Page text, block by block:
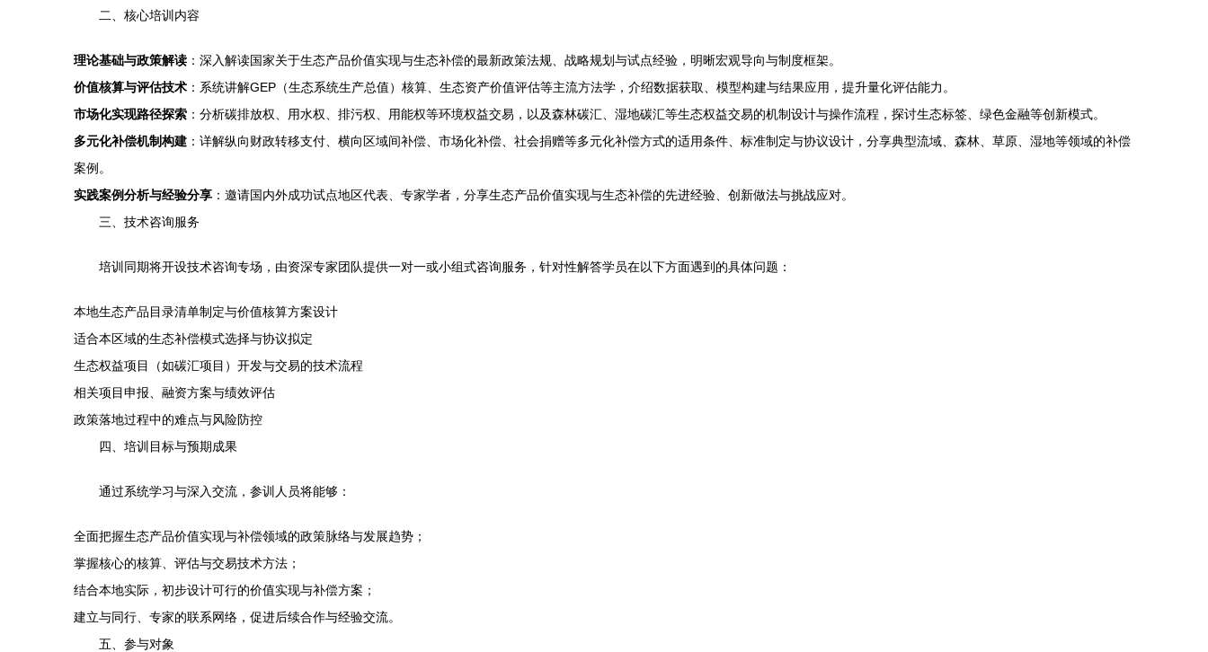
二、核心培训内容
理论基础与政策解读 ：深入解读国家关于生态产品价值实现与生态补偿的最新政策法规、战略规划与试点经验，明晰宏观导向与制度框架。
价值核算与评估技术 ：系统讲解GEP（生态系统生产总值）核算、生态资产价值评估等主流方法学，介绍数据获取、模型构建与结果应用，提升量化评估能力。
市场化实现路径探索 ：分析碳排放权、用水权、排污权、用能权等环境权益交易，以及森林碳汇、湿地碳汇等生态权益交易的机制设计与操作流程，探讨生态标签、绿色金融等创新模式。
多元化补偿机制构建 ：详解纵向财政转移支付、横向区域间补偿、市场化补偿、社会捐赠等多元化补偿方式的适用条件、标准制定与协议设计，分享典型流域、森林、草原、湿地等领域的补偿
案例。
实践案例分析与经验分享 ：邀请国内外成功试点地区代表、专家学者，分享生态产品价值实现与生态补偿的先进经验、创新做法与挑战应对。
三、技术咨询服务
培训同期将开设技术咨询专场，由资深专家团队提供一对一或小组式咨询服务，针对性解答学员在以下方面遇到的具体问题：
本地生态产品目录清单制定与价值核算方案设计
适合本区域的生态补偿模式选择与协议拟定
生态权益项目（如碳汇项目）开发与交易的技术流程
相关项目申报、融资方案与绩效评估
政策落地过程中的难点与风险防控
四、培训目标与预期成果
通过系统学习与深入交流，参训人员将能够：
全面把握生态产品价值实现与补偿领域的政策脉络与发展趋势；
掌握核心的核算、评估与交易技术方法；
结合本地实际，初步设计可行的价值实现与补偿方案；
建立与同行、专家的联系网络，促进后续合作与经验交流。
五、参与对象